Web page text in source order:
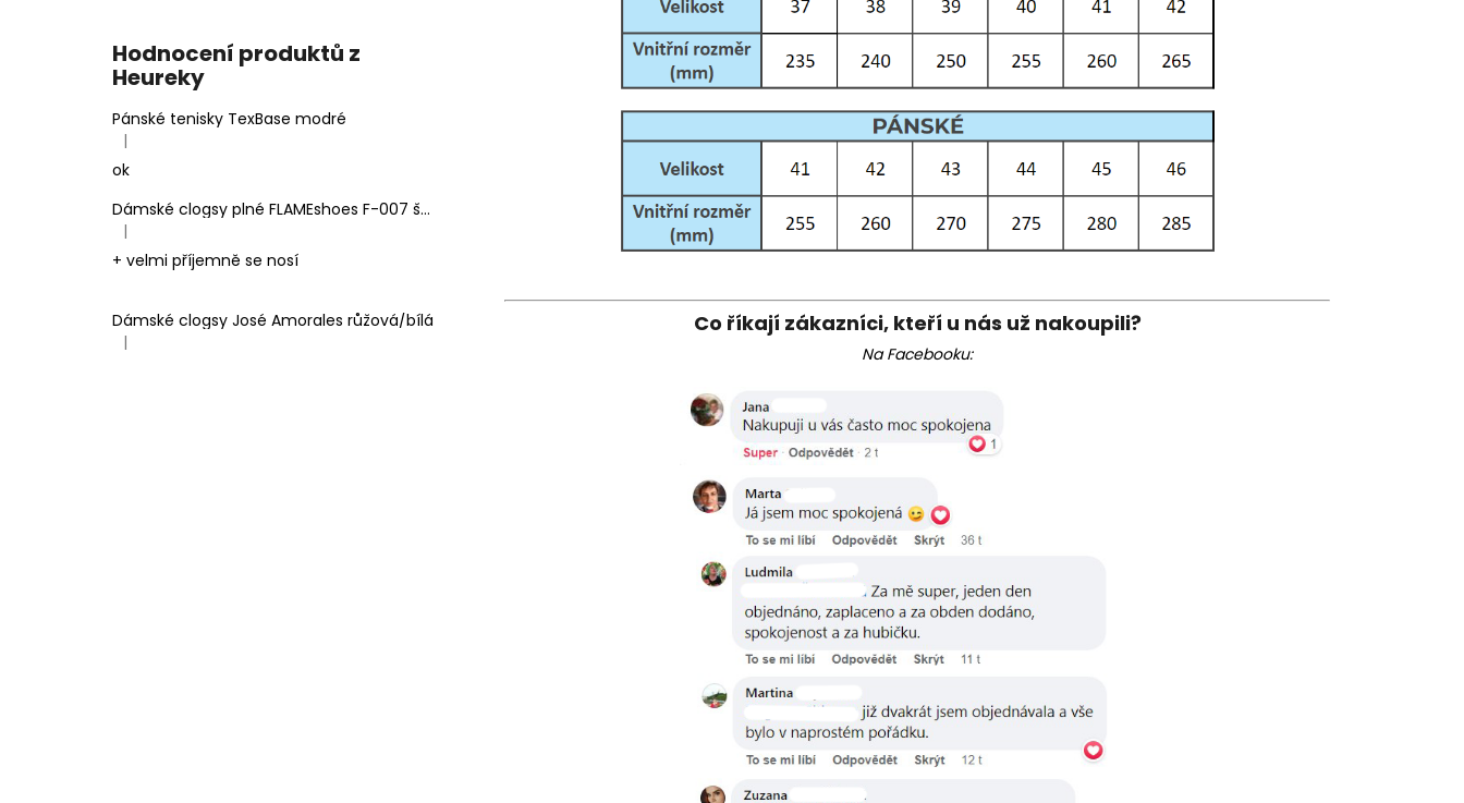
Hodnocení produktů z
Heureky
Pánské tenisky TexBase modré
Hodnocení produktu je 5 z 5 hvězdiček.
|
ok
Dámské clogsy plné FLAMEshoes F-007 šedé
Hodnocení produktu je 5 z 5 hvězdiček.
|
+ velmi příjemně se nosí
Dámské clogsy José Amorales růžová/bílá
Hodnocení produktu je 4 z 5 hvězdiček.
|
Co říkají zákazníci, kteří u nás už nakoupili?
Na Facebooku: